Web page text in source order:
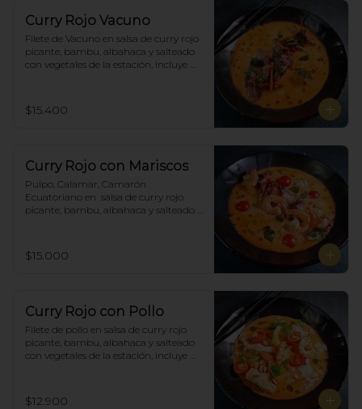
Curry Rojo Vacuno
Filete de Vacuno en salsa de curry rojo
picante, bambu, albahaca y salteado
con vegetales de la estación, incluye
$15.400
Curry Rojo con Mariscos
Pulpo, Calamar, Camarón
Ecuatoriano en  salsa de curry rojo
picante, bambu, albahaca y salteado
$15.000
Curry Rojo con Pollo
Filete de pollo en salsa de curry rojo
picante, bambu, albahaca y salteado
con vegetales de la estación, incluye
$12.900